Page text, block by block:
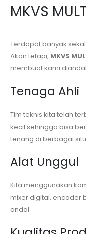
MKVS
Terdapat banyak
Akan tetapi, MKVS
membuat kami
Tenaga Ahli
Tim teknis kita telah
kecil sehingga bisa
tenang di berbagai
Alat Unggul
Kita menggunakan
mixer digital, encoder
andal.